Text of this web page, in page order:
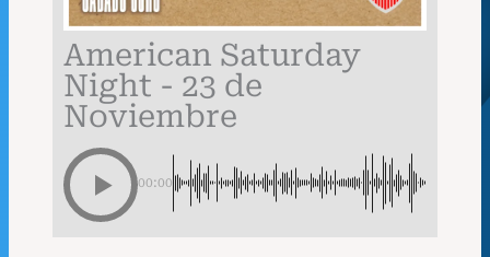
American Saturday
Night - 23 de
Noviembre
00:00